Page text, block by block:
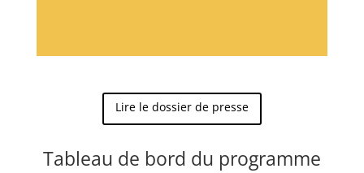
Lire le dossier de presse
Tableau de bord du programme